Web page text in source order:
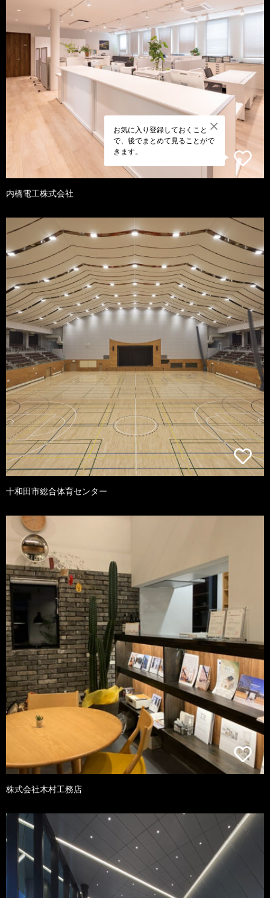
お気に入り登録しておくこと
で、後でまとめて見ることがで
きます。
内橋電工株式会社
十和田市総合体育センター
株式会社木村工務店